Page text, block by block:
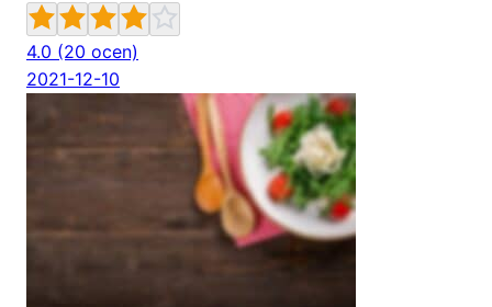
4.0 (20 ocen)
2021-12-10